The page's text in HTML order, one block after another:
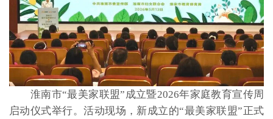
淮南市“最美家联盟”成立暨2026年家庭教育宣传周
启动仪式举行。活动现场，新成立的“最美家联盟”正式